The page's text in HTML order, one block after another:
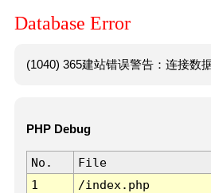
Database Error
(1040) 365建站错误警告：连接数
PHP Debug
No. File
1
/index.php